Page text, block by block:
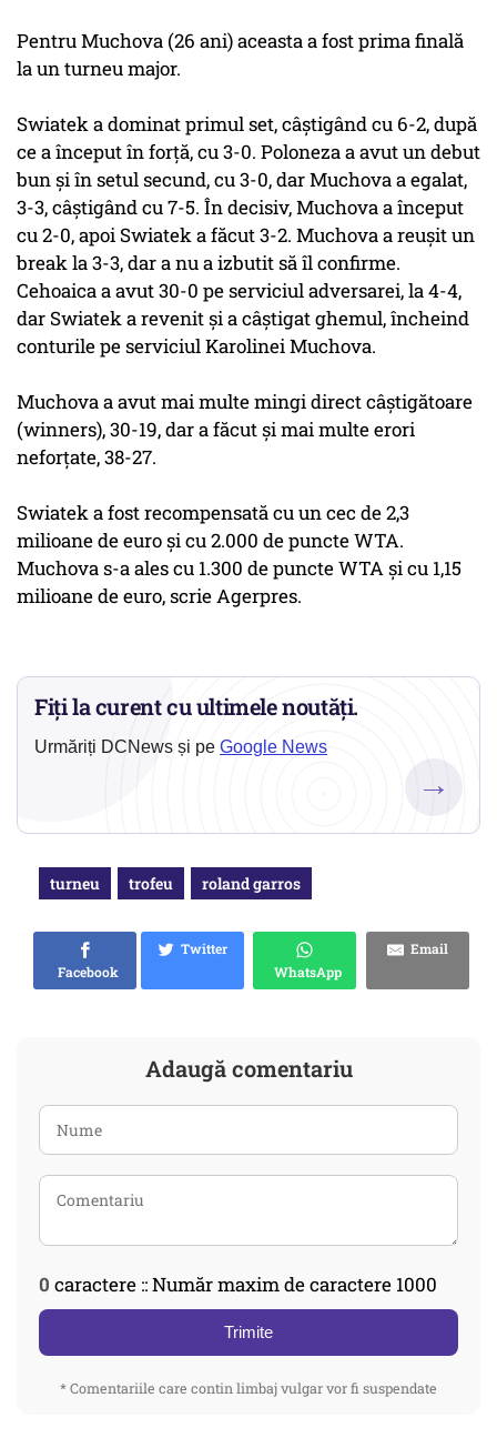
Pentru Muchova (26 ani) aceasta a fost prima finală
la un turneu major.
Swiatek a dominat primul set, câştigând cu 6-2, după
ce a început în forţă, cu 3-0. Poloneza a avut un debut
bun şi în setul secund, cu 3-0, dar Muchova a egalat,
3-3, câştigând cu 7-5. În decisiv, Muchova a început
cu 2-0, apoi Swiatek a făcut 3-2. Muchova a reuşit un
break la 3-3, dar a nu a izbutit să îl confirme.
Cehoaica a avut 30-0 pe serviciul adversarei, la 4-4,
dar Swiatek a revenit şi a câştigat ghemul, încheind
conturile pe serviciul Karolinei Muchova.
Muchova a avut mai multe mingi direct câştigătoare
(winners), 30-19, dar a făcut şi mai multe erori
neforţate, 38-27.
Swiatek a fost recompensată cu un cec de 2,3
milioane de euro şi cu 2.000 de puncte WTA.
Muchova s-a ales cu 1.300 de puncte WTA şi cu 1,15
milioane de euro, scrie Agerpres.
Fiți la curent cu ultimele noutăți.
Urmăriți DCNews și pe Google News
→
turneu trofeu roland garros
Facebook
Twitter
WhatsApp
Email
Adaugă comentariu
0 caractere :: Număr maxim de caractere 1000
Trimite
* Comentariile care contin limbaj vulgar vor fi suspendate